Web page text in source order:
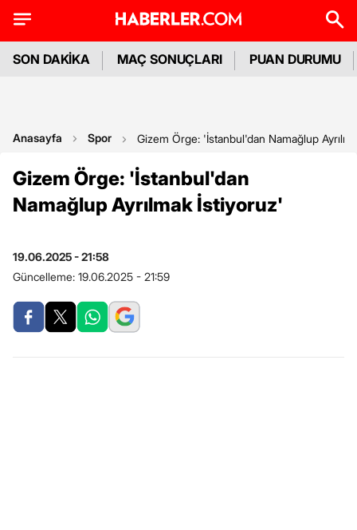
SON DAKİKA MAÇ SONUÇLARI PUAN DURUMU
Anasayfa Spor Gizem Örge: 'İstanbul'dan Namağlup
Gizem Örge: 'İstanbul'dan
Namağlup Ayrılmak İstiyoruz'
19.06.2025 - 21:58
Güncelleme: 19.06.2025 - 21:59